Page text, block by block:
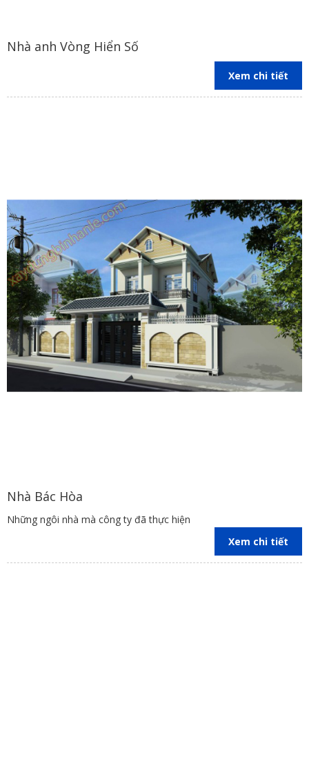
Nhà anh Vòng Hiển Số
Xem chi tiết
Nhà Bác Hòa
Những ngôi nhà mà công ty đã thực hiện
Xem chi tiết